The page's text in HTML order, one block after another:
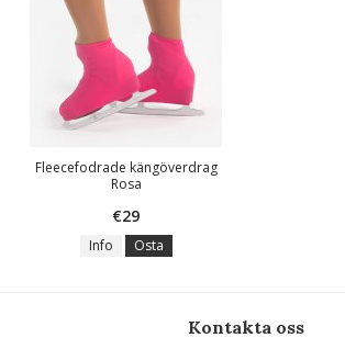
Fleecefodrade kängöverdrag
Rosa
€29
Info Osta
Kontakta oss